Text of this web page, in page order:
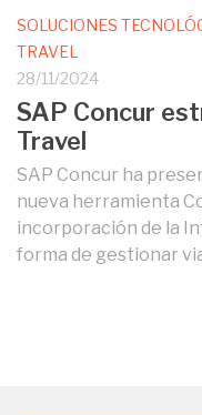
SOLUCIONES
TRAVEL
28/11/2024
SAP Concur
Travel
SAP Concur ha
nueva herramienta
incorporación de la
forma de gestionar